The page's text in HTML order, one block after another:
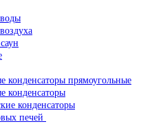
конденсаторы прямоугольные
конденсаторы
конденсаторы
печей